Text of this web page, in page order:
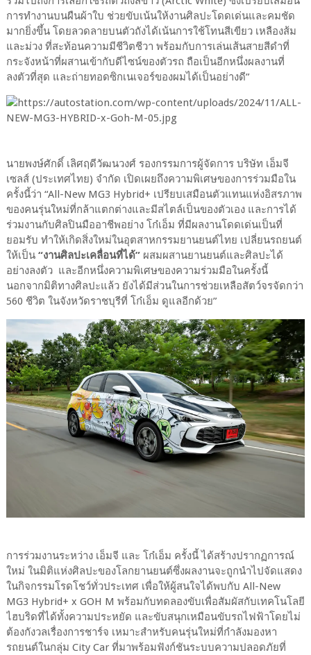
การทำงานบนผืนผ้าใบ ช่วยขับเน้นให้งานศิลปะโดดเด่นและคมชัด
มากยิ่งขึ้น โดยลวดลายบนตัวถังได้เน้นการใช้โทนสีเขียว เหลืองส้ม
และม่วง ที่สะท้อนความมีชีวิตชีวา พร้อมกับการเล่นเส้นสายสีดำที่
กระจังหน้าที่ผสานเข้ากับดีไซน์ของตัวรถ ถือเป็นอีกหนึ่งผลงานที่
ลงตัวที่สุด และถ่ายทอดซิกเนเจอร์ของผมได้เป็นอย่างดี”
นายพงษ์ศักดิ์ เลิศฤดีวัฒนวงศ์ รองกรรมการผู้จัดการ บริษัท เอ็มจี
เซลส์ (ประเทศไทย) จำกัด เปิดเผยถึงความพิเศษของการร่วมมือใน
ครั้งนี้ว่า “All-New MG3 Hybrid+ เปรียบเสมือนตัวแทนแห่งอิสรภาพ
ของคนรุ่นใหม่ที่กล้าแตกต่างและมีสไตล์เป็นของตัวเอง และการได้
ร่วมงานกับศิลปินมืออาชีพอย่าง โก๋เอ็ม ที่มีผลงานโดดเด่นเป็นที่
ยอมรับ ทำให้เกิดสิ่งใหม่ในอุตสาหกรรมยานยนต์ไทย เปลี่ยนรถยนต์
ให้เป็น “งานศิลปะเคลื่อนที่ได้”ผสมผสานยานยนต์และศิลปะได้
อย่างลงตัว และอีกหนึ่งความพิเศษของความร่วมมือในครั้งนี้
นอกจากมิติทางศิลปะแล้ว ยังได้มีส่วนในการช่วยเหลือสัตว์จรจัดกว่า
560 ชีวิต ในจังหวัดราชบุรีที่ โก๋เอ็ม ดูแลอีกด้วย”
การร่วมงานระหว่าง เอ็มจี และ โก๋เอ็ม ครั้งนี้ ได้สร้างปรากฏการณ์
ใหม่ ในมิติแห่งศิลปะของโลกยานยนต์ซึ่งผลงานจะถูกนำไปจัดแสดง
ในกิจกรรมโรดโชว์ทั่วประเทศ เพื่อให้ผู้สนใจได้พบกับ All-New
MG3 Hybrid+ x GOH M พร้อมกับทดลองขับเพื่อสัมผัสกับเทคโนโลยี
ไฮบริดที่ได้ทั้งความประหยัด และขับสนุกเหมือนขับรถไฟฟ้าโดยไม่
ต้องกังวลเรื่องการชาร์จ เหมาะสำหรับคนรุ่นใหม่ที่กำลังมองหา
รถยนต์ในกลุ่ม City Car ที่มาพร้อมฟังก์ชันระบบความปลอดภัยที่